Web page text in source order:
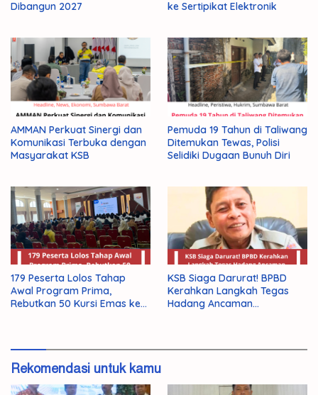
Dibangun 2027 ke Sertipikat Elektronik
AMMAN Perkuat Sinergi dan
Komunikasi Terbuka dengan
Masyarakat KSB
Pemuda 19 Tahun di Taliwang
Ditemukan Tewas, Polisi
Selidiki Dugaan Bunuh Diri
179 Peserta Lolos Tahap
Awal Program Prima,
Rebutkan 50 Kursi Emas ke
KSB Siaga Darurat! BPBD
Kerahkan Langkah Tegas
Hadang Ancaman
Rekomendasi untuk kamu